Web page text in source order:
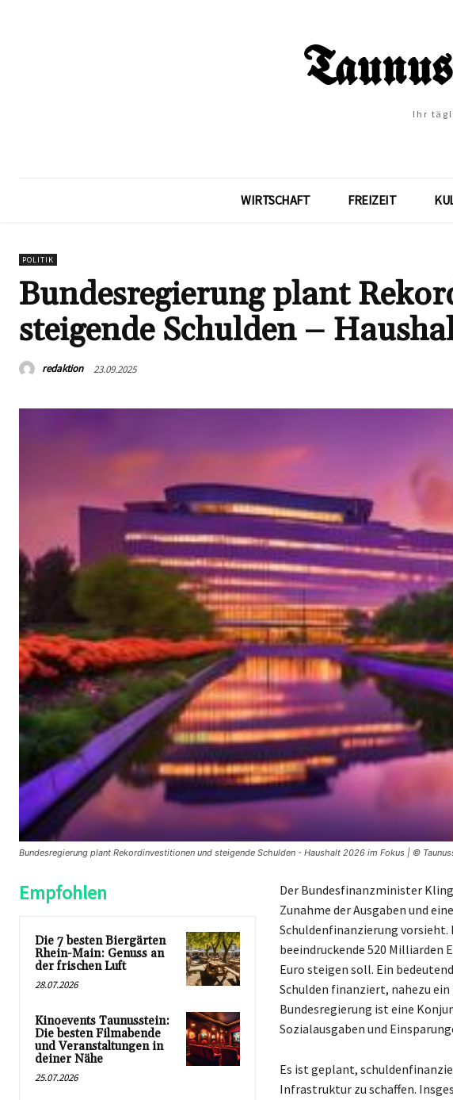
Ihr
WIRTSCHAFT FREIZEIT
POLITIK
Bundesregierung plant
steigende Schulden –
redaktion 23.09.2025
Bundesregierung plant Rekordinvestitionen und steigende Schulden - Haushalt 2026 im Fokus | ©
Empfohlen
Die 7 besten Biergärten
Rhein-Main: Genuss an
der frischen Luft
28.07.2026
Kinoevents Taunusstein:
Die besten Filmabende
und Veranstaltungen in
deiner Nähe
25.07.2026
Der Bundesfinanzminister
Zunahme der Ausgaben und
Schuldenfinanzierung vorsieht.
beeindruckende 520 Milliarden
Euro steigen soll. Ein
Schulden finanziert, nahezu
Bundesregierung ist eine
Sozialausgaben und
Es ist geplant,
Infrastruktur zu schaffen.